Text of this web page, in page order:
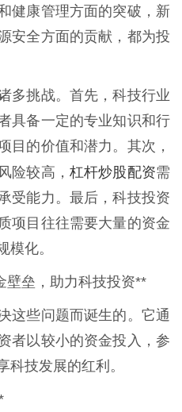
健康管理方面的突破，新
安全方面的贡献，都为投
多挑战。首先，科技行业
具备一定的专业知识和行
目的价值和潜力。其次，
险较高， 杠杆炒股配资需
受能力。最后，科技投资
项目往往需要大量的资金
模化。
壁垒，助力科技投资**
这些问题而诞生的。它通
者以较小的资金投入，参
科技发展的红利。